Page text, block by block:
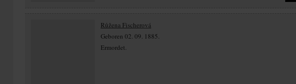
Růžena Fischerová
Geboren 02. 09. 1885.
Ermordet.